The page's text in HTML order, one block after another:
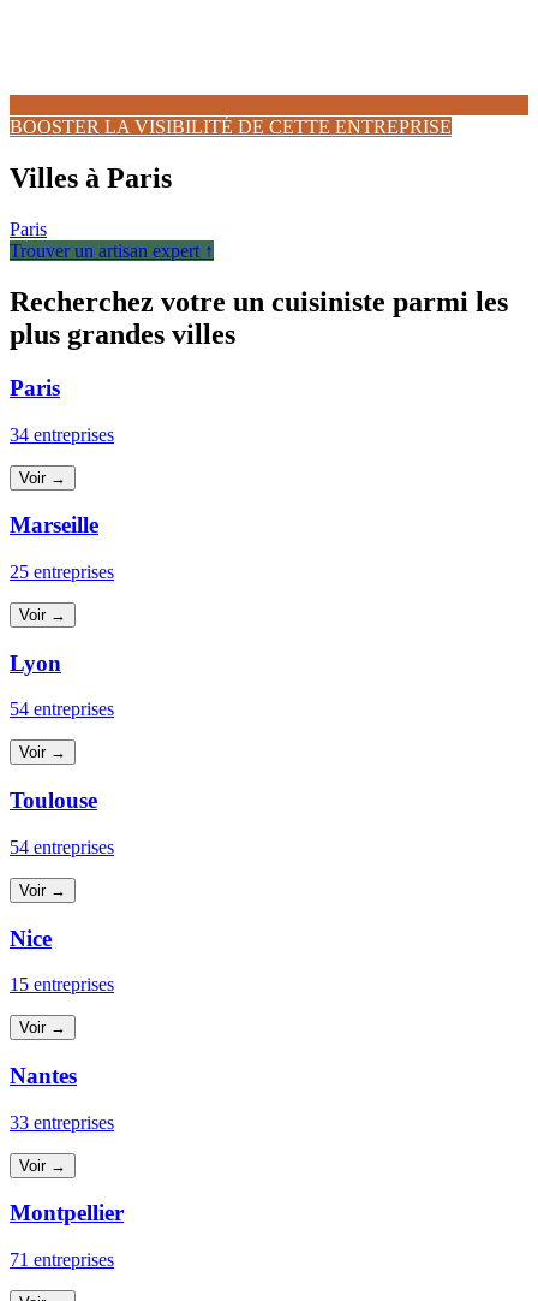
BOOSTER LA VISIBILITÉ DE CETTE ENTREPRISE
Villes à Paris
Paris
Trouver un artisan expert ↑
Recherchez votre un cuisiniste parmi les
plus grandes villes
Paris
34 entreprises
Voir →
Marseille
25 entreprises
Voir →
Lyon
54 entreprises
Voir →
Toulouse
54 entreprises
Voir →
Nice
15 entreprises
Voir →
Nantes
33 entreprises
Voir →
Montpellier
71 entreprises